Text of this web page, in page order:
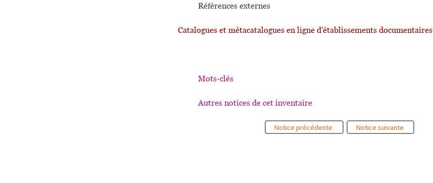
Références externes
Catalogues et métacatalogues en ligne d'établissements documentaires
Mots-clés
Autres notices de cet inventaire
Notice précédente Notice suivante